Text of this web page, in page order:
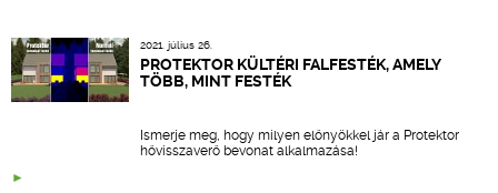
2021. július 26.
PROTEKTOR KÜLTÉRI FALFESTÉK, AMELY
TÖBB, MINT FESTÉK
Ismerje meg, hogy milyen előnyökkel jár a Protektor
hővisszaverő bevonat alkalmazása!